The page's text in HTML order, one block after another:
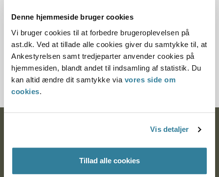
Denne hjemmeside bruger cookies
Vi bruger cookies til at forbedre brugeroplevelsen på
ast.dk. Ved at tillade alle cookies giver du samtykke til, at
Ankestyrelsen samt tredjeparter anvender cookies på
hjemmesiden, blandt andet til indsamling af statistik. Du
kan altid ændre dit samtykke via vores side om
cookies.
Vis detaljer
Tillad alle cookies
§ 5
1201854-09
Postadresse: